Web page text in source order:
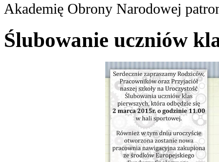
Akademię Obrony Narodowej
Ślubowanie uczniów